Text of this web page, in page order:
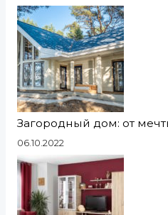
Загородный дом: от
06.10.2022